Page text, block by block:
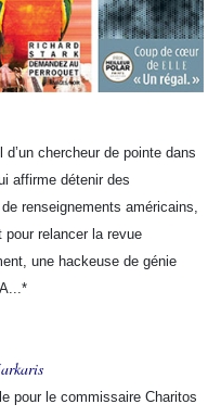
chercheur de pointe dans
affirme détenir des
renseignements américains,
relancer la revue
une hackeuse de génie
pour le commissaire Charitos